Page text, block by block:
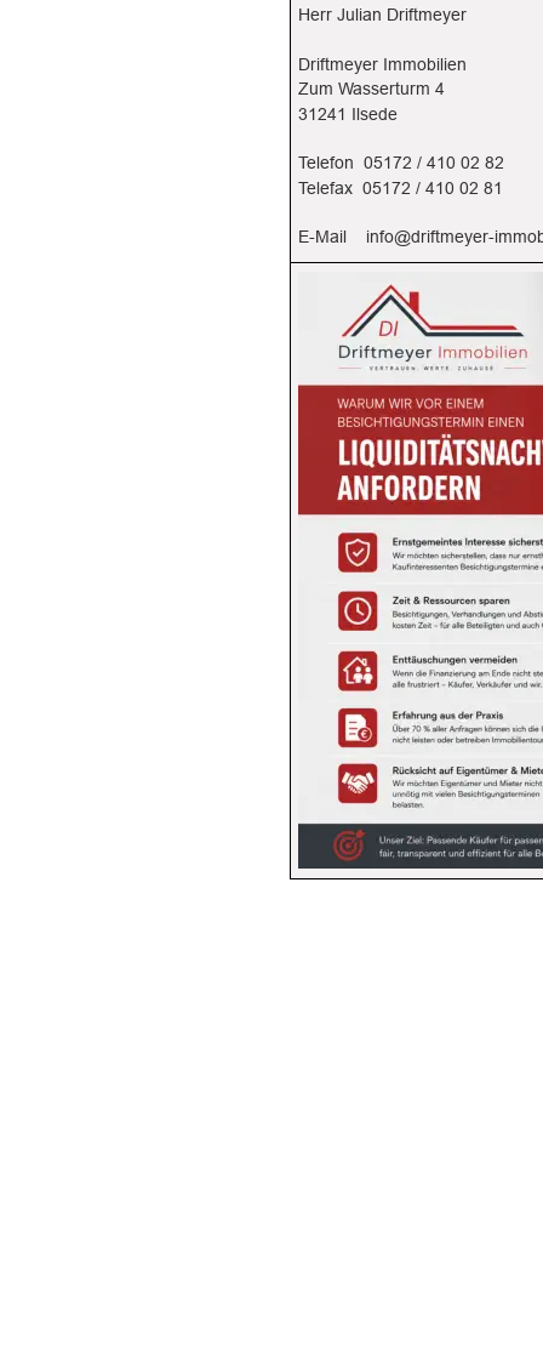
Herr Julian Driftmeyer
Driftmeyer Immobilien
Zum Wasserturm 4
31241 Ilsede
Telefon  05172 / 410 02 82
Telefax  05172 / 410 02 81
E-Mail info@driftmeyer-